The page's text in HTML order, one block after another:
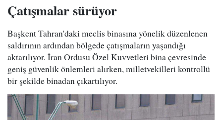
Çatışmalar sürüyor
Başkent Tahran'daki meclis binasına yönelik düzenlenen
saldırının ardından bölgede çatışmaların yaşandığı
aktarılıyor. İran Ordusu Özel Kuvvetleri bina çevresinde
geniş güvenlik önlemleri alırken, milletvekilleri kontrollü
bir şekilde binadan çıkartılıyor.